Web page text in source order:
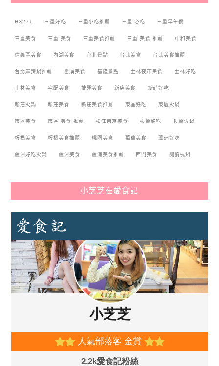
HX271 三重好吃 三重小吃推薦 三重 必吃 三重早午餐
三重美食 三重 美食 三重美食推薦 三重 美食 推薦 中和美食
信義區美食 內湖美食 台北景點 台北美食 台北美食推薦
台北麻辣鍋推薦 團購美食 基隆景點 士林夜市美食 士林好吃
士林美食 宅配美食 捷運美食 新店美食 新莊好吃
新莊火鍋 新莊美食 新莊美食推薦 東區好吃 東區火鍋
東區美食 東區 美食 推薦 松江南京美食 板橋好吃 板橋火鍋
板橋美食 板橋美食推薦 桃園美食 萬華美食 蘆洲好吃
蘆洲好吃火鍋 蘆洲美食 蘆洲美食推薦 西門美食 閱讀杭州
小芝芝在愛食記